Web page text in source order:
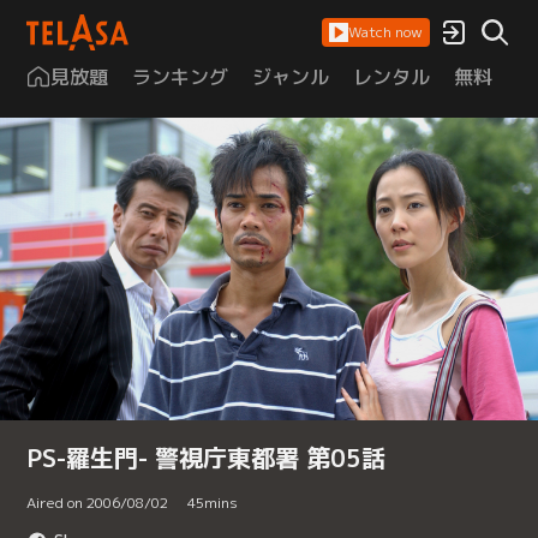
Watch now
見放題 ランキング ジャンル レンタル 無料
PS-羅生門- 警視庁東都署 第05話
Aired on 2006/08/02 45mins